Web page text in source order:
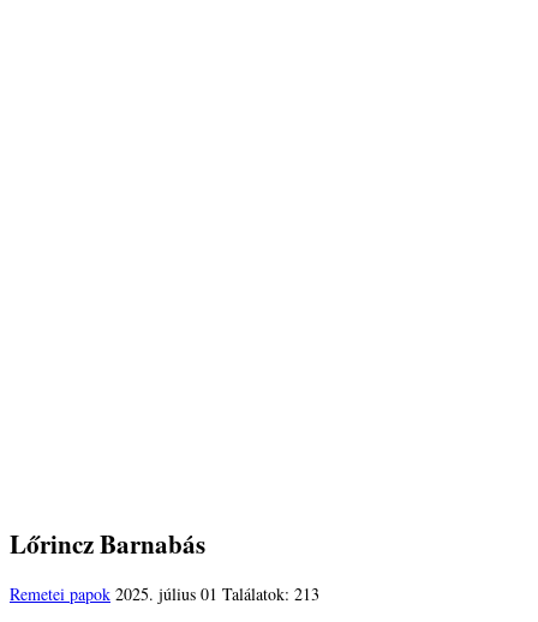
Lőrincz Barnabás
Remetei papok 2025. július 01 Találatok: 213